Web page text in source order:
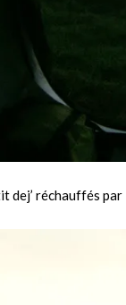
réchauffés par